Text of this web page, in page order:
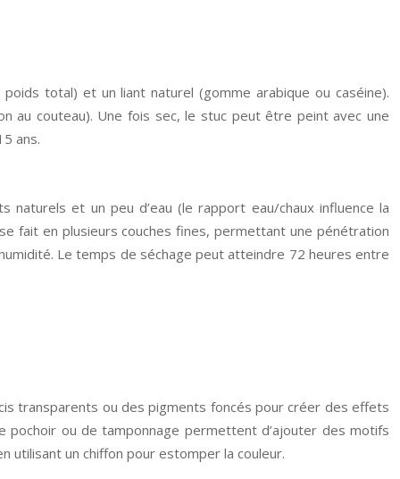
total) et un liant naturel (gomme arabique ou caséine).
au couteau). Une fois sec, le stuc peut être peint avec une
ans.
et un peu d’eau (le rapport eau/chaux influence la
fait en plusieurs couches fines, permettant une pénétration
Le temps de séchage peut atteindre 72 heures entre
transparents ou des pigments foncés pour créer des effets
ou de tamponnage permettent d’ajouter des motifs
utilisant un chiffon pour estomper la couleur.